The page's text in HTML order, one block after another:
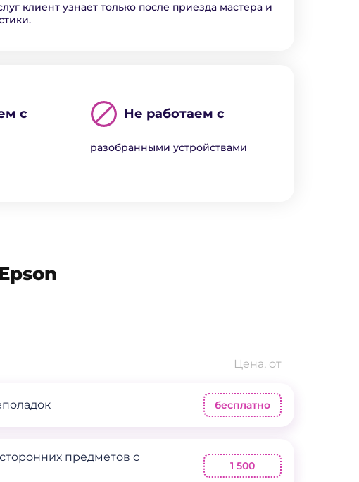
клиент узнает только после приезда мастера и
с Не работаем с
разобранными устройствами
Цена, от
бесплатно
предметов с
1 500